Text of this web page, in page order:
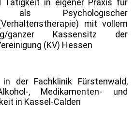
Tätigkeit in eigener Praxis für
als Psychologischer
mit vollem
ganzer Kassensitz der
(KV) Hessen
der Fachklinik Fürstenwald,
, Medikamenten- und
in Kassel-Calden